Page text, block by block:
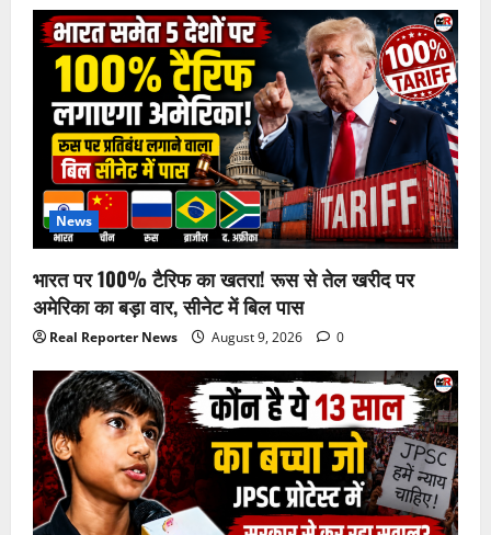
News
भारत पर 100% टैरिफ का खतरा! रूस से तेल खरीद पर
अमेरिका का बड़ा वार, सीनेट में बिल पास
Real Reporter News August 9, 2026 0